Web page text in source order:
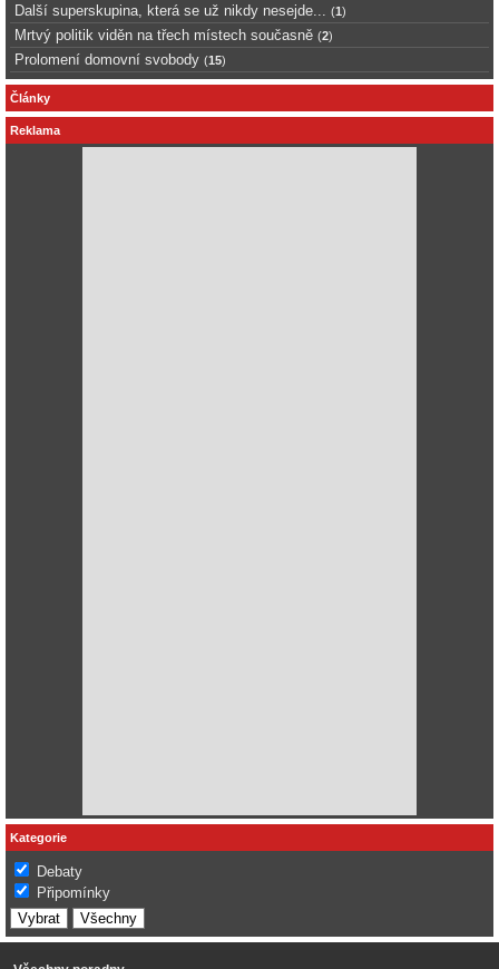
Další superskupina, která se už nikdy nesejde... (1)
Mrtvý politik viděn na třech místech současně (2)
Prolomení domovní svobody (15)
Články
Reklama
Kategorie
Debaty
Připomínky